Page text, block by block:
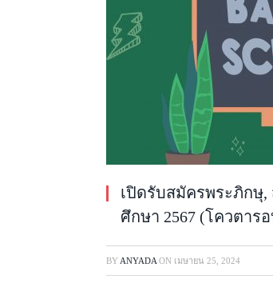
เปิดรับสมัครพระภิกษุ
ศึกษา 2567 (โควตาร
BY ANYADA ON เมษายน 25, 2024